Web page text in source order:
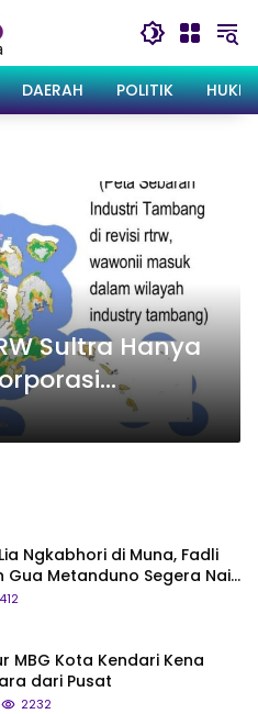
DAERAH POLITIK
Sultra Hanya
Kecil &
Ngkabhori di Muna, Fadli
Gua Metanduno Segera Naik
Budaya Nasional
MBG Kota Kendari Kena
dari Pusat
2232